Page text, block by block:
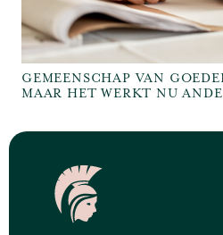
GEMEENSCHAP VAN
MAAR HET WERKT NU